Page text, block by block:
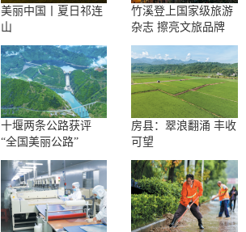
美丽中国丨夏日祁连
山
竹溪登上国家级旅游
杂志 擦亮文旅品牌
十堰两条公路获评
“全国美丽公路”
房县：翠浪翻涌 丰收
可望